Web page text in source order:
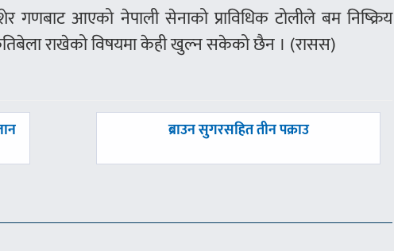
गणबाट आएको नेपाली सेनाको प्राविधिक टोलीले बम निष्क्रिय
राखेको विषयमा केही खुल्न सकेको छैन । (रासस)
अघिल्लाे
ब्राउन सुगरसहित तीन पक्राउ